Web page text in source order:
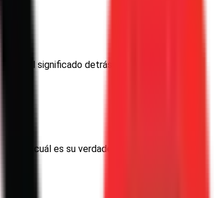
y el significado detrás del 02 de noviembre.
cuál es su verdadero significado y cómo